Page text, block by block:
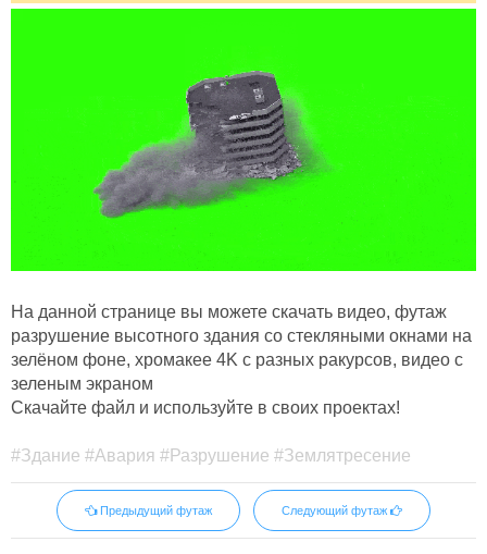
На данной странице вы можете скачать видео, футаж
разрушение высотного здания со стекляными окнами на
зелёном фоне, хромакее 4K с разных ракурсов, видео с
зеленым экраном
Скачайте файл и используйте в своих проектах!
#Здание #Авария #Разрушение #Землятресение
Предыдущий футаж Следующий футаж